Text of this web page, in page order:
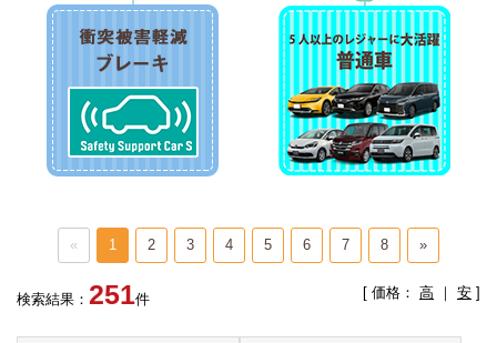
« 1 2 3 4 5 6 7 8 »
検索結果： 251件 [ 価格： 高 ｜ 安 ]